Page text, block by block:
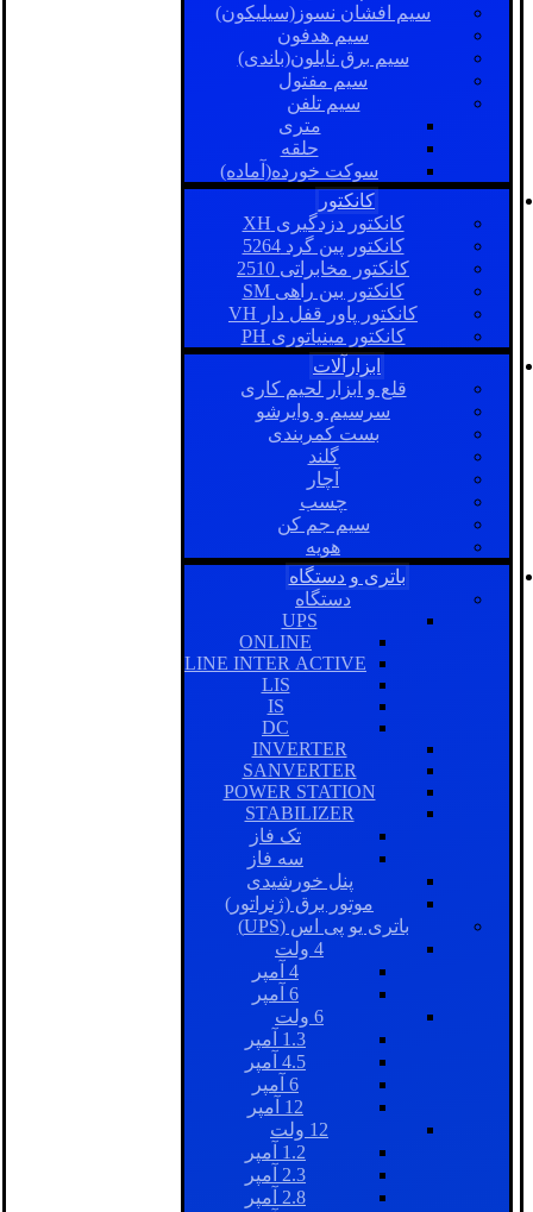
سیم افشان نسوز(سیلیکون)
سیم هدفون
سیم برق نایلون(باندی)
سیم مفتول
سیم تلفن
متری
حلقه
سوکت خورده(آماده)
کانکتور
کانکتور دزدگیری XH
کانکتور پین گرد 5264
کانکتور مخابراتی 2510
کانکتور بین راهی SM
کانکتور پاور قفل دار VH
کانکتور مینیاتوری PH
ابزارآلات
قلع و ابزار لحیم کاری
سرسیم و وایرشو
بست کمربندی
گلند
آچار
چسب
سیم جم کن
هویه
باتری و دستگاه
دستگاه
UPS
ONLINE
LINE INTER ACTIVE
LIS
IS
DC
INVERTER
SANVERTER
POWER STATION
STABILIZER
تک فاز
سه فاز
پنل خورشیدی
موتور برق (ژنراتور)
باتری یو پی اس (UPS)
4 ولت
4 آمپر
6 آمپر
6 ولت
1.3 آمپر
4.5 آمپر
6 آمپر
12 آمپر
12 ولت
1.2 آمپر
2.3 آمپر
2.8 آمپر